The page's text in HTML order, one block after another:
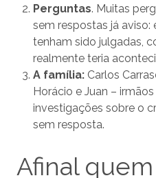
Perguntas. Muitas
sem respostas já aviso:
tenham sido julgadas,
realmente teria
A família: Carlos
Horácio e Juan –
investigações sobre o
sem resposta.
Afinal